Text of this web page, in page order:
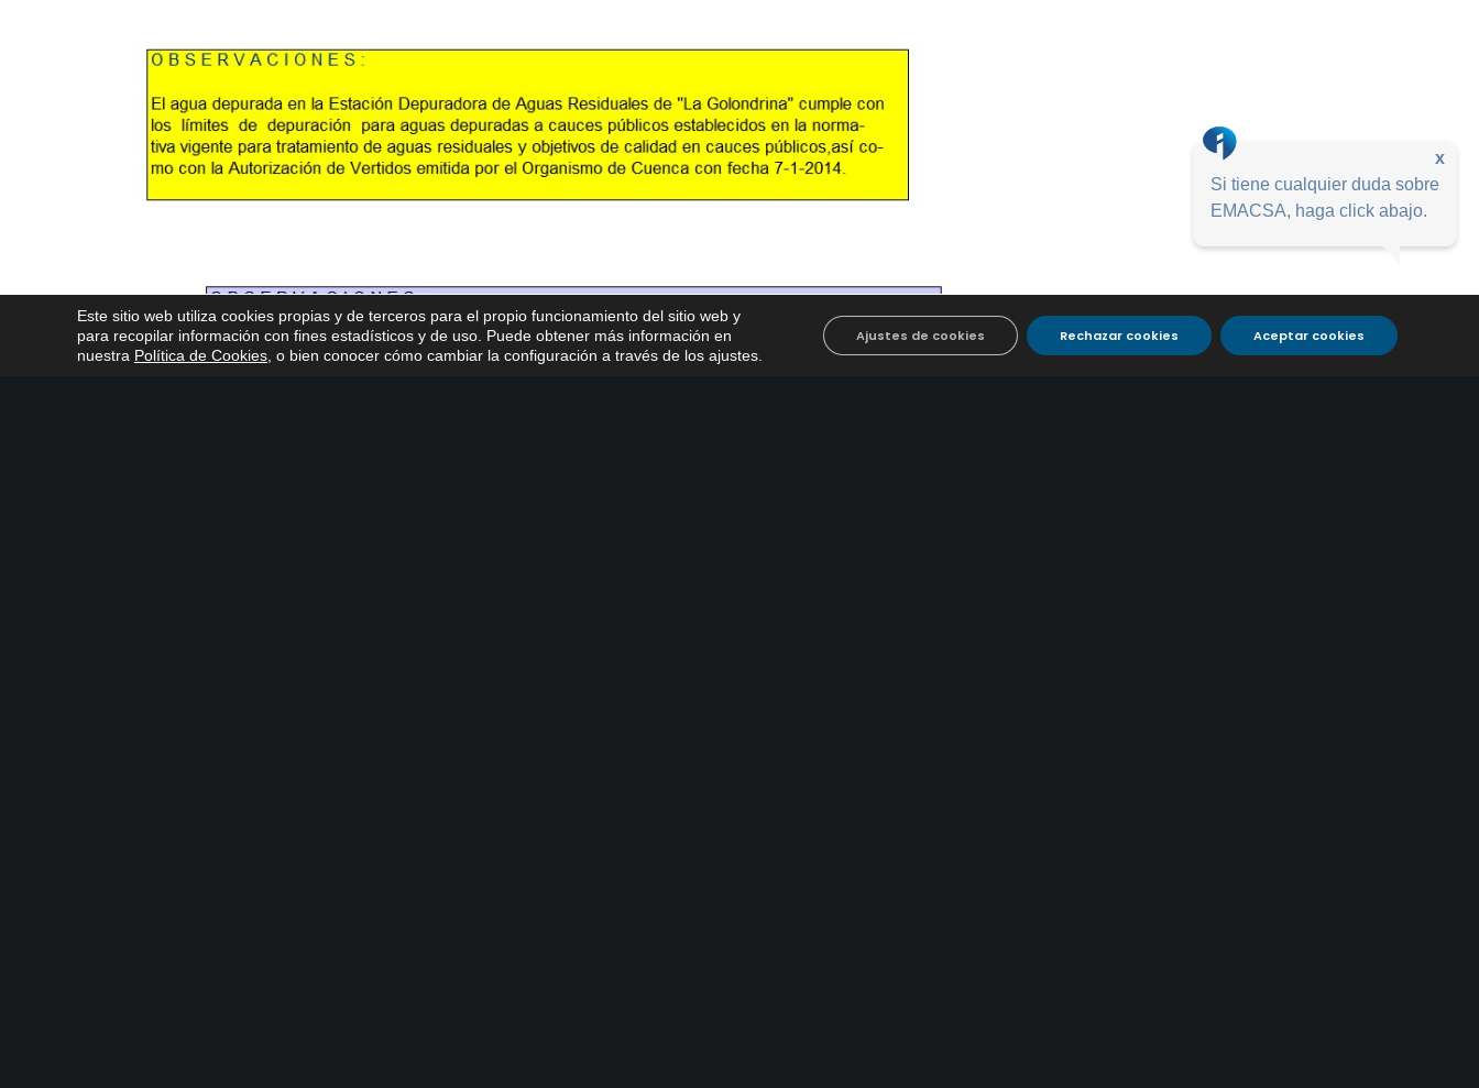
Este sitio web utiliza cookies propias y de terceros para el propio funcionamiento del sitio web y
para recopilar información con fines estadísticos y de uso. Puede obtener más información en
nuestra Política de Cookies , o bien conocer cómo cambiar la configuración a través de los ajustes
Aceptar cookies
Rechazar cookies
Ajustes de cookies
x
Si tiene cualquier duda sobre
EMACSA, haga click abajo.